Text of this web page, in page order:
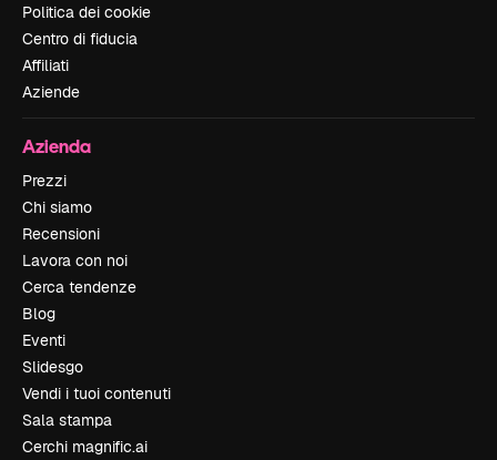
Politica dei cookie
Centro di fiducia
Affiliati
Aziende
Azienda
Prezzi
Chi siamo
Recensioni
Lavora con noi
Cerca tendenze
Blog
Eventi
Slidesgo
Vendi i tuoi contenuti
Sala stampa
Cerchi magnific.ai